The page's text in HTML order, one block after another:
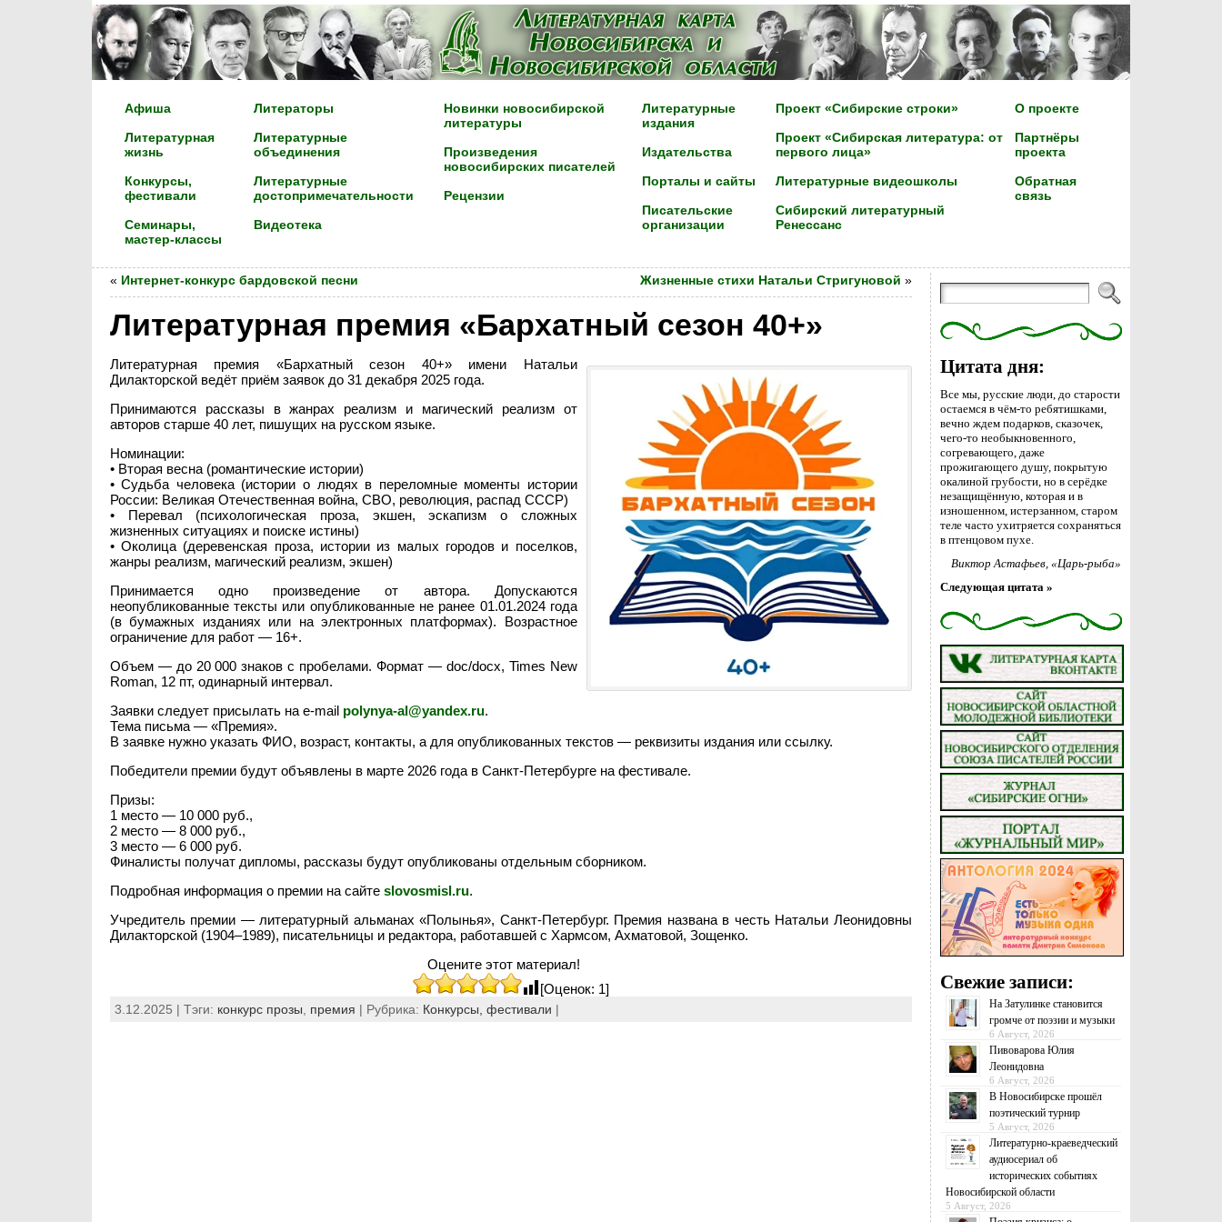
Афиша
Литературная
жизнь
Конкурсы,
фестивали
Семинары,
мастер-классы
Литераторы
Литературные
объединения
Литературные
достопримечательности
Видеотека
Новинки новосибирской
литературы
Произведения
новосибирских писателей
Рецензии
Литературные
издания
Издательства
Порталы и сайты
Писательские
организации
Проект «Сибирские строки»
Проект «Сибирская литература: от
первого лица»
Литературные видеошколы
Сибирский литературный
Ренессанс
О проекте
Партнёры
проекта
Обратная
связь
« Интернет-конкурс бардовской песни Жизненные стихи Натальи Стригуновой »
Литературная премия «Бархатный сезон 40+»
Литературная премия «Бархатный сезон 40+» имени Натальи
Дилакторской ведёт приём заявок до 31 декабря 2025 года.
Принимаются рассказы в жанрах реализм и магический реализм от
авторов старше 40 лет, пишущих на русском языке.
Номинации:
• Вторая весна (романтические истории)
• Судьба человека (истории о людях в переломные моменты истории
России: Великая Отечественная война, СВО, революция, распад СССР)
• Перевал (психологическая проза, экшен, эскапизм о сложных
жизненных ситуациях и поиске истины)
• Околица (деревенская проза, истории из малых городов и поселков,
жанры реализм, магический реализм, экшен)
Принимается одно произведение от автора. Допускаются
неопубликованные тексты или опубликованные не ранее 01.01.2024 года
(в бумажных изданиях или на электронных платформах). Возрастное
ограничение для работ — 16+.
Объем — до 20 000 знаков с пробелами. Формат — doc/docx, Times New
Roman, 12 пт, одинарный интервал.
Заявки следует присылать на e-mail polynya-al@yandex.ru.
Тема письма — «Премия».
В заявке нужно указать ФИО, возраст, контакты, а для опубликованных текстов — реквизиты издания или ссылку.
Победители премии будут объявлены в марте 2026 года в Санкт-Петербурге на фестивале.
Призы:
1 место — 10 000 руб.,
2 место — 8 000 руб.,
3 место — 6 000 руб.
Финалисты получат дипломы, рассказы будут опубликованы отдельным сборником.
Подробная информация о премии на сайте slovosmisl.ru.
Учредитель премии — литературный альманах «Полынья», Санкт-Петербург. Премия названа в честь Натальи Леонидовны
Дилакторской (1904–1989), писательницы и редактора, работавшей с Хармсом, Ахматовой, Зощенко.
Оцените этот материал!
[Оценок: 1]
3.12.2025 | Тэги: конкурс прозы премия | Рубрика: Конкурсы, фестивали |
Цитата дня:
Все мы, русские люди, до старости
остаемся в чём-то ребятишками,
вечно ждем подарков, сказочек,
чего-то необыкновенного,
согревающего, даже
прожигающего душу, покрытую
окалиной грубости, но в серёдке
незащищённую, которая и в
изношенном, истерзанном, старом
теле часто ухитряется сохраняться
в птенцовом пухе.
Виктор Астафьев, «Царь-рыба»
Следующая цитата »
Свежие записи:
На Затулинке становится
громче от поэзии и музыки
6 Август, 2026
Пивоварова Юлия
Леонидовна
6 Август, 2026
В Новосибирске прошёл
поэтический турнир
5 Август, 2026
Литературно-краеведческий
аудиосериал об
исторических событиях
Новосибирской области
5 Август, 2026